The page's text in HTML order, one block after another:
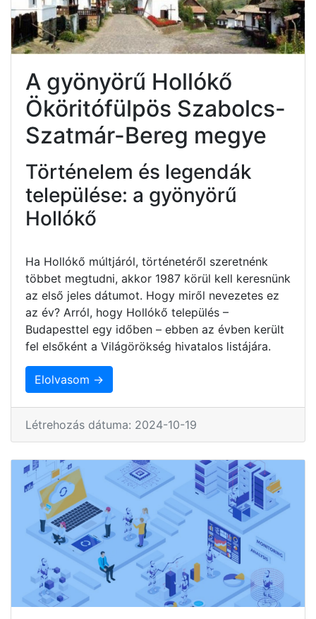
A gyönyörű Hollókő
Ököritófülpös Szabolcs-
Szatmár-Bereg megye
Történelem és legendák
települése: a gyönyörű
Hollókő
Ha Hollókő múltjáról, történetéről szeretnénk
többet megtudni, akkor 1987 körül kell keresnünk
az első jeles dátumot. Hogy miről nevezetes ez
az év? Arról, hogy Hollókő település –
Budapesttel egy időben – ebben az évben került
fel elsőként a Világörökség hivatalos listájára.
Elolvasom →
Létrehozás dátuma: 2024-10-19